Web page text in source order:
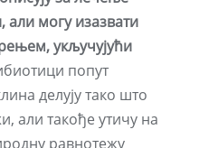
али могу изазвати
укључујући
попут
делују тако што
али такође утичу на
равнотежу